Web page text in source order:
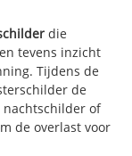
die
tevens inzicht
Tijdens de
de
nachtschilder of
de overlast voor